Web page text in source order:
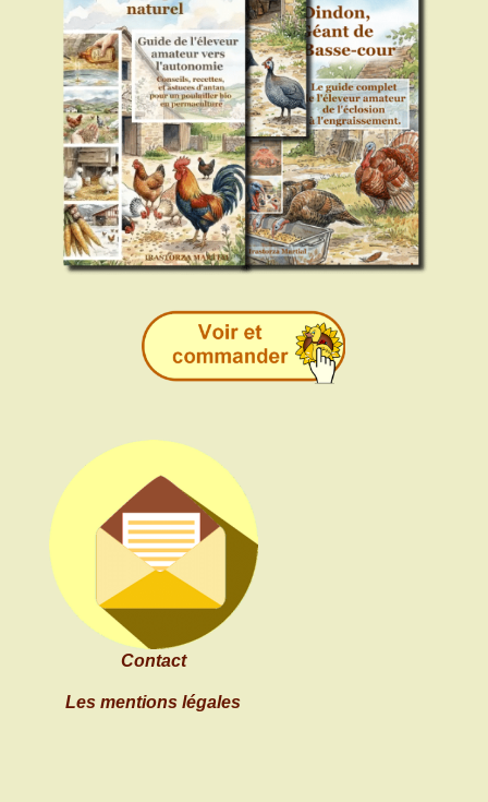
Contact
Les mentions légales